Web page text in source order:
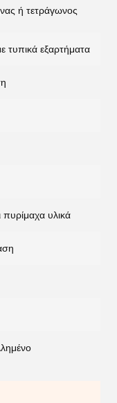
ή τετράγωνος
τυπικά εξαρτήματα
πυρίμαχα υλικά